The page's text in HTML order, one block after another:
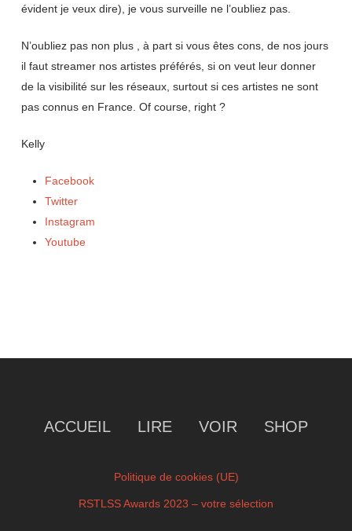
évident je veux dire), je vous surveille ne l’oubliez pas.
N’oubliez pas non plus , à part si vous êtes cons, de nos jours
il faut streamer nos artistes préférés, si on veut leur donner
de la visibilité sur les réseaux, surtout si ces artistes ne sont
pas connus en France. Of course, right ?
Kelly
Facebook
Twitter
Instagram
Youtube
ACCUEIL LIRE VOIR SHOP
Politique de cookies (UE)
RSTLSS Awards 2023 – votre sélection